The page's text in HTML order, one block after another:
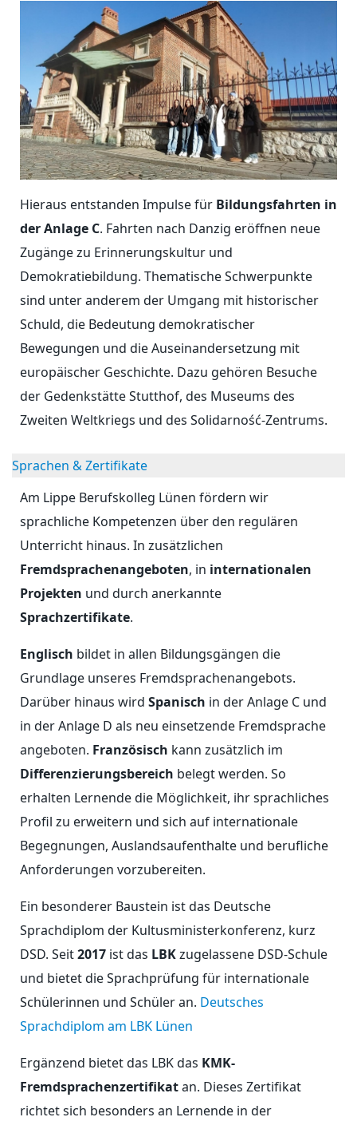
Hieraus entstanden Impulse für Bildungsfahrten in
der Anlage C. Fahrten nach Danzig eröffnen neue
Zugänge zu Erinnerungskultur und
Demokratiebildung. Thematische Schwerpunkte
sind unter anderem der Umgang mit historischer
Schuld, die Bedeutung demokratischer
Bewegungen und die Auseinandersetzung mit
europäischer Geschichte. Dazu gehören Besuche
der Gedenkstätte Stutthof, des Museums des
Zweiten Weltkriegs und des Solidarność-Zentrums.
Sprachen & Zertifikate
Am Lippe Berufskolleg Lünen fördern wir
sprachliche Kompetenzen über den regulären
Unterricht hinaus. In zusätzlichen
Fremdsprachenangeboten, in internationalen
Projekten und durch anerkannte
Sprachzertifikate.
Englisch bildet in allen Bildungsgängen die
Grundlage unseres Fremdsprachenangebots.
Darüber hinaus wird Spanisch in der Anlage C und
in der Anlage D als neu einsetzende Fremdsprache
angeboten. Französisch kann zusätzlich im
Differenzierungsbereich belegt werden. So
erhalten Lernende die Möglichkeit, ihr sprachliches
Profil zu erweitern und sich auf internationale
Begegnungen, Auslandsaufenthalte und berufliche
Anforderungen vorzubereiten.
Ein besonderer Baustein ist das Deutsche
Sprachdiplom der Kultusministerkonferenz, kurz
DSD. Seit2017 ist das LBKzugelassene DSD-Schule
und bietet die Sprachprüfung für internationale
Schülerinnen und Schüler an. Deutsches
Sprachdiplom am LBK Lünen
Ergänzend bietet das LBK das KMK-
Fremdsprachenzertifikatan. Dieses Zertifikat
richtet sich besonders an Lernende in der